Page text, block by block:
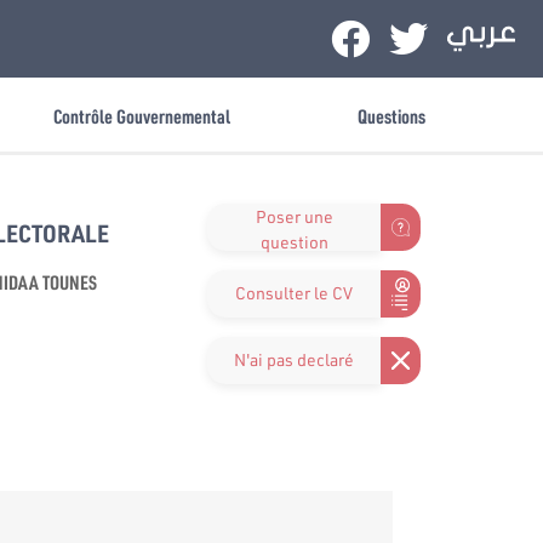
Contrôle Gouvernemental Questions
TOUNES
Poser une
question
Consulter le CV
N'ai pas declaré